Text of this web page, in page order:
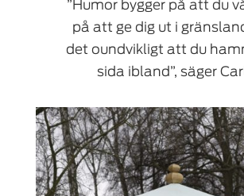
”Humor bygger på att du
på att ge dig ut i
det oundvikligt att du
sida ibland”, säger